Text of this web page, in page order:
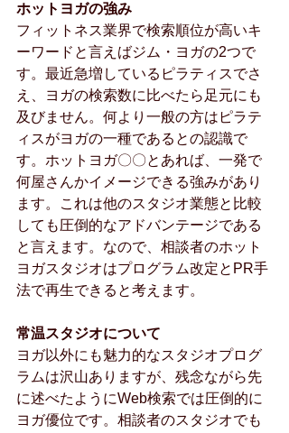
ホットヨガの強み
フィットネス業界で検索順位が高いキ
ーワードと言えばジム・ヨガの2つで
す。最近急増しているピラティスでさ
え、ヨガの検索数に比べたら足元にも
及びません。何より一般の方はピラテ
ィスがヨガの一種であるとの認識で
す。ホットヨガ〇〇とあれば、一発で
何屋さんかイメージできる強みがあり
ます。これは他のスタジオ業態と比較
しても圧倒的なアドバンテージである
と言えます。なので、相談者のホット
ヨガスタジオはプログラム改定とPR手
法で再生できると考えます。
常温スタジオについて
ヨガ以外にも魅力的なスタジオプログ
ラムは沢山ありますが、残念ながら先
に述べたようにWeb検索では圧倒的に
ヨガ優位です。相談者のスタジオでも